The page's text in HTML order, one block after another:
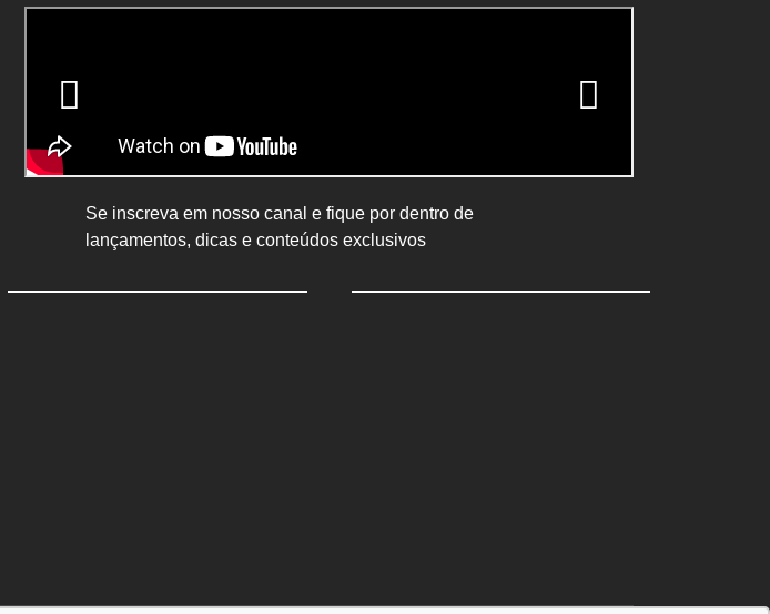
Se inscreva em nosso canal e fique por dentro de
lançamentos, dicas e conteúdos exclusivos